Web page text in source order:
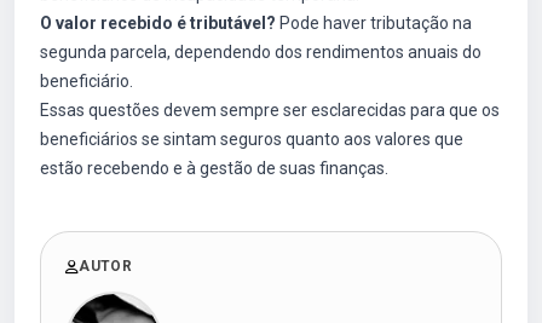
O valor recebido é tributável? Pode haver tributação na
segunda parcela, dependendo dos rendimentos anuais do
beneficiário.
Essas questões devem sempre ser esclarecidas para que os
beneficiários se sintam seguros quanto aos valores que
estão recebendo e à gestão de suas finanças.
AUTOR